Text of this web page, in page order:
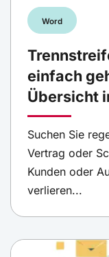
Word
einfach
Übersicht
Suchen Sie
Vertrag oder
Kunden oder
verlieren...